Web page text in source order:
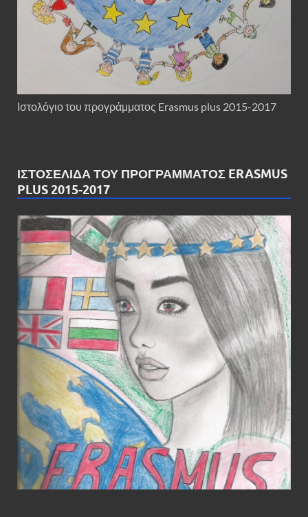
Ιστολόγιο του προγράμματος Erasmus plus 2015-2017
ΙΣΤΟΣΕΛΊΔΑ ΤΟΥ ΠΡΟΓΡΆΜΜΑΤΟΣ ERASMUS
PLUS 2015-2017